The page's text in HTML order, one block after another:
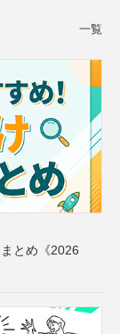
一覧
とめ《2026